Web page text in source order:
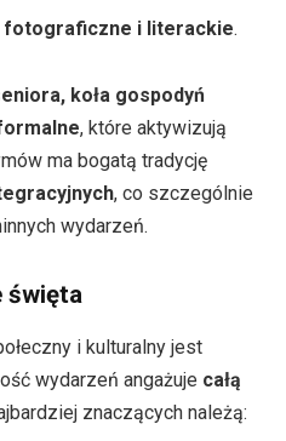
fotograficzne i literackie.
koła gospodyń
, które aktywizują
ma bogatą tradycję
, co szczególnie
wydarzeń.
święta
i kulturalny jest
wydarzeń angażuje całą
znaczących należą: